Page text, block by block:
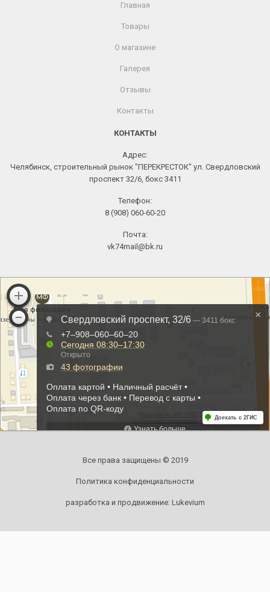
Главная
Товары
О магазине
Галерея
Отзывы
Контакты
КОНТАКТЫ
Адрес:
Челябинск, строительный рынок "ПЕРЕКРЕСТОК" ул. Свердловский
проспект 32/6, бокс 3411
Телефон:
8 (908) 060-60-20
Почта:
vk74mail@bk.ru
Все права защищены © 2019
Политика конфиденциальности
разработка и продвижение: Lukevium